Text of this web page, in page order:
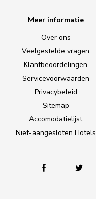
Meer informatie
Over ons
Veelgestelde vragen
Klantbeoordelingen
Servicevoorwaarden
Privacybeleid
Sitemap
Accomodatielijst
Niet-aangesloten Hotels